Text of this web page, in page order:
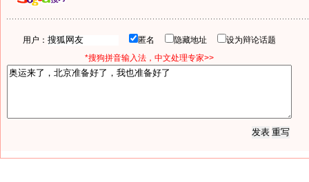
用户： 匿名 隐藏地址
设为辩论话题
*搜狗拼音输入法，中文处理专家>>